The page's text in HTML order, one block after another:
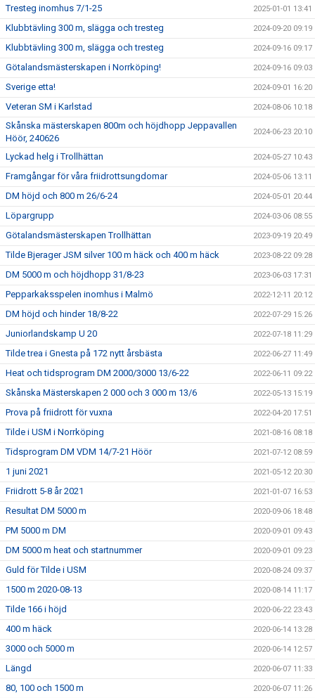
Tresteg inomhus 7/1-25 2025-01-01 13:41
Klubbtävling 300 m, slägga och tresteg 2024-09-20 09:19
Klubbtävling 300 m, slägga och tresteg 2024-09-16 09:17
Götalandsmästerskapen i Norrköping! 2024-09-16 09:03
Sverige etta! 2024-09-01 16:20
Veteran SM i Karlstad 2024-08-06 10:18
Skånska mästerskapen 800m och höjdhopp Jeppavallen
Höör, 240626
2024-06-23 20:10
Lyckad helg i Trollhättan 2024-05-27 10:43
Framgångar för våra friidrottsungdomar 2024-05-06 13:11
DM höjd och 800 m 26/6-24 2024-05-01 20:44
Löpargrupp 2024-03-06 08:55
Götalandsmästerskapen Trollhättan 2023-09-19 20:49
Tilde Bjerager JSM silver 100 m häck och 400 m häck 2023-08-22 09:28
DM 5000 m och höjdhopp 31/8-23 2023-06-03 17:31
Pepparkaksspelen inomhus i Malmö 2022-12-11 20:12
DM höjd och hinder 18/8-22 2022-07-29 15:26
Juniorlandskamp U 20 2022-07-18 11:29
Tilde trea i Gnesta på 172 nytt årsbästa 2022-06-27 11:49
Heat och tidsprogram DM 2000/3000 13/6-22 2022-06-11 09:22
Skånska Mästerskapen 2 000 och 3 000 m 13/6 2022-05-13 15:19
Prova på friidrott för vuxna 2022-04-20 17:51
Tilde i USM i Norrköping 2021-08-16 08:18
Tidsprogram DM VDM 14/7-21 Höör 2021-07-12 08:59
1 juni 2021 2021-05-12 20:30
Friidrott 5-8 år 2021 2021-01-07 16:53
Resultat DM 5000 m 2020-09-06 18:48
PM 5000 m DM 2020-09-01 09:43
DM 5000 m heat och startnummer 2020-09-01 09:23
Guld för Tilde i USM 2020-08-24 09:37
1500 m 2020-08-13 2020-08-14 11:17
Tilde 166 i höjd 2020-06-22 23:43
400 m häck 2020-06-14 13:28
3000 och 5000 m 2020-06-14 12:57
Längd 2020-06-07 11:33
80, 100 och 1500 m 2020-06-07 11:26